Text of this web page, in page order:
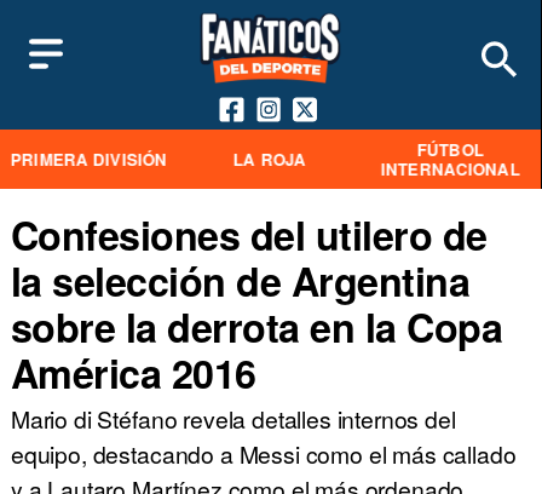
PRIMERA DIVISIÓN LA ROJA
FÚTBOL
INTERNACIONAL
Confesiones del utilero de
la selección de Argentina
sobre la derrota en la Copa
América 2016
Mario di Stéfano revela detalles internos del
equipo, destacando a Messi como el más callado